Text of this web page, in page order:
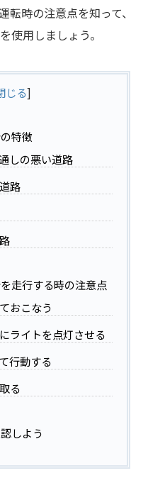
時の注意点を知って、
使用しましょう。
じる]
特徴
しの悪い道路
路
走行する時の注意点
おこなう
ライトを点灯させる
行動する
る
しよう